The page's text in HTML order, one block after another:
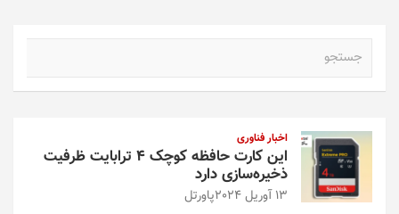
اخبار فناوری
این کارت حافظه کوچک ۴ ترابایت ظرفیت
ذخیره‌سازی دارد
13 آوریل 2024 پاورتل